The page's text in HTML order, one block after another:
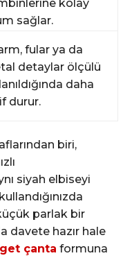
kolay
sağlar.
fular ya da
detaylar ölçülü
daha
durur.
biri,
siyah elbiseyi
parlak bir
davete hazır hale
çanta formuna